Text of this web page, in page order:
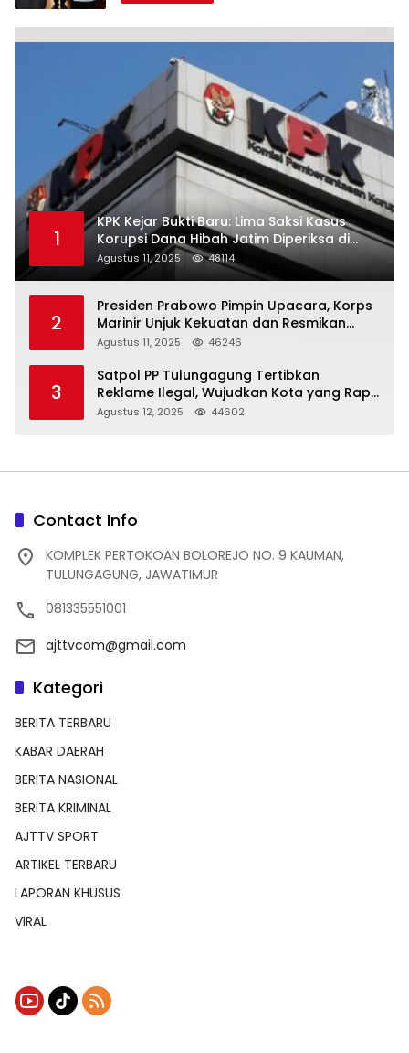
1
KPK Kejar Bukti Baru: Lima Saksi Kasus
Korupsi Dana Hibah Jatim Diperiksa di
Trenggalek
Agustus 11, 2025 48114
2
Presiden Prabowo Pimpin Upacara, Korps
Marinir Unjuk Kekuatan dan Resmikan
Struktur Baru
Agustus 11, 2025 46246
3
Satpol PP Tulungagung Tertibkan
Reklame Ilegal, Wujudkan Kota yang Rapi
dan Indah
Agustus 12, 2025 44602
Contact Info
KOMPLEK PERTOKOAN BOLOREJO NO. 9 KAUMAN,
TULUNGAGUNG, JAWATIMUR
081335551001
ajttvcom@gmail.com
Kategori
BERITA TERBARU
KABAR DAERAH
BERITA NASIONAL
BERITA KRIMINAL
AJTTV SPORT
ARTIKEL TERBARU
LAPORAN KHUSUS
VIRAL